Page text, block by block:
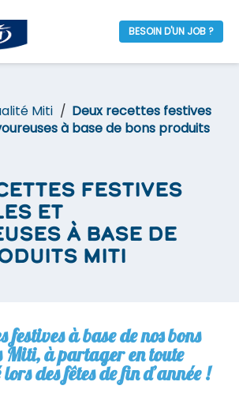
BESOIN D'UN JOB ?
Miti
Deux recettes festives
à base de bons produits
festives
et
à base de
Miti
festives à base de nos bons
Miti, à partager en toute
des fêtes de fin d’année !